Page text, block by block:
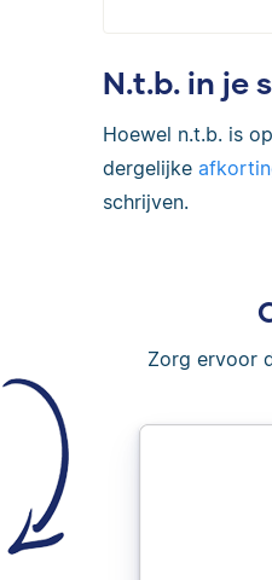
N.t.b. in je
Hoewel n.t.b. is
dergelijke
schrijven.
Zorg ervoor